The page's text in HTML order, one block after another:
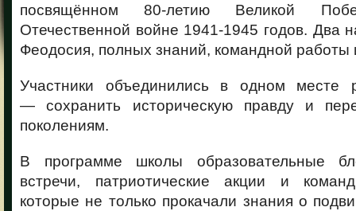
посвящённом 80-летию Великой
Отечественной войне 1941-1945 годов. Два
Феодосия, полных знаний, командной работы
Участники объединились в одном месте
— сохранить историческую правду и
поколениям.
В программе школы образовательные
встречи, патриотические акции и
которые не только прокачали знания о